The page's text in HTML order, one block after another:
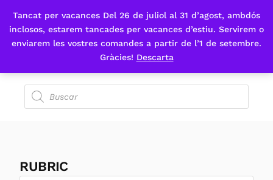
Tancat per vacances Del 26 de juliol al 31 d’agost, ambdós
inclosos, estarem tancades per vacances d’estiu. Servirem o
enviarem les vostres comandes a partir de l’1 de setembre.
Gràcies! Descarta
Fes-te'n sòcia
RUBRIC